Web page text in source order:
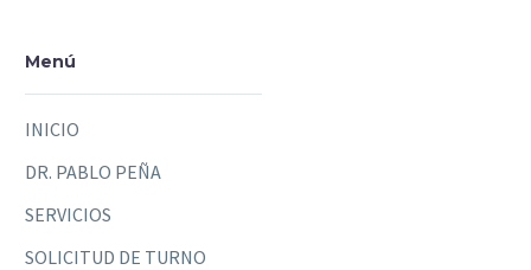
Menú
INICIO
DR. PABLO PEÑA
SERVICIOS
SOLICITUD DE TURNO